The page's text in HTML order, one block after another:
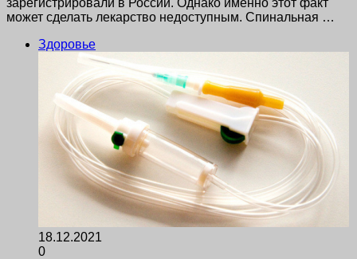
может сделать лекарство недоступным. Спинальная …
Здоровье
18.12.2021
0